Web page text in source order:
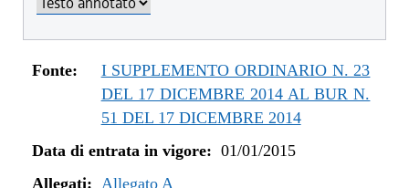
dal 21/11/2019 al 18/12/2019
dal 10/08/2019 al 20/11/2019
dal 11/07/2019 al 09/08/2019
dal 01/01/2019 al 10/07/2019
dal 16/08/2018 al 31/12/2018
dal 15/02/2018 al 29/06/2018
Fonte:
I SUPPLEMENTO ORDINARIO N. 23
DEL 17 DICEMBRE 2014 AL BUR N.
51 DEL 17 DICEMBRE 2014
Data di entrata in vigore: 01/01/2015
Allegati: Allegato A